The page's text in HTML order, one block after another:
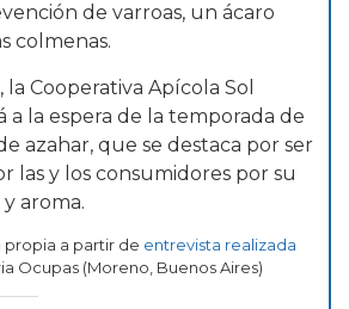
de varroas, un ácaro
colmenas.
Cooperativa Apícola Sol
a la espera de la temporada de
azahar, que se destaca por ser
las y los consumidores por su
aroma.
propia a partir de entrevista realizada
Ocupas (Moreno, Buenos Aires)